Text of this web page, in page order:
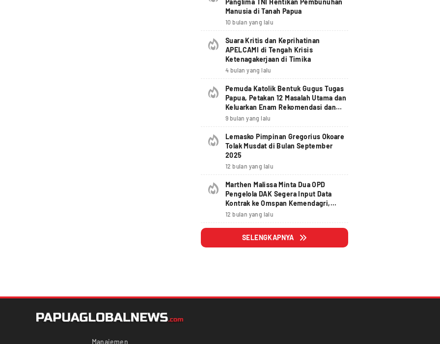
Manusia di Tanah Papua
10 bulan yang lalu
Suara Kritis dan Keprihatinan
APELCAMI di Tengah Krisis
Ketenagakerjaan di Timika
4 bulan yang lalu
Pemuda Katolik Bentuk Gugus Tugas
Papua, Petakan 12 Masalah Utama dan
Keluarkan Enam Rekomendasi dan
Seruan Moral Nasional
9 bulan yang lalu
Lemasko Pimpinan Gregorius Okoare
Tolak Musdat di Bulan September
2025
12 bulan yang lalu
Marthen Malissa Minta Dua OPD
Pengelola DAK Segera Input Data
Kontrak ke Omspan Kemendagri,
Lewat Tanggal 29 Agustus 2025
Hangus
12 bulan yang lalu
SELENGKAPNYA
Manajemen